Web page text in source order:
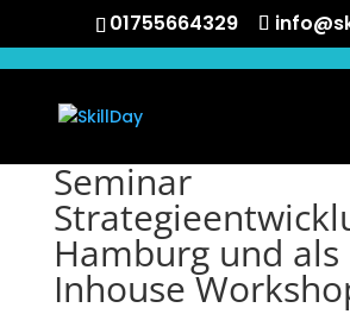
01755664329
Seminar
Hamburg und als
Inhouse